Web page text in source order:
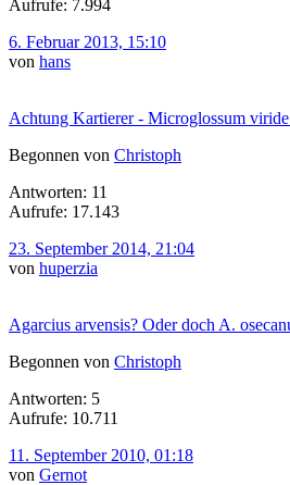
Aufrufe: 7.994
6. Februar 2013, 15:10
von hans
Achtung Kartierer - Microglossum
Begonnen von Christoph
Antworten: 11
Aufrufe: 17.143
23. September 2014, 21:04
von huperzia
Agarcius arvensis? Oder doch A.
Begonnen von Christoph
Antworten: 5
Aufrufe: 10.711
11. September 2010, 01:18
von Gernot